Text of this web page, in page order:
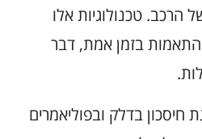
הרכב. טכנולוגיות אלו
בזמן אמת, דבר
בדלק ובפוליאמרים